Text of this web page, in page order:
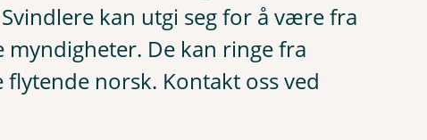
kan utgi seg for å være fra
De kan ringe fra
norsk. Kontakt oss ved